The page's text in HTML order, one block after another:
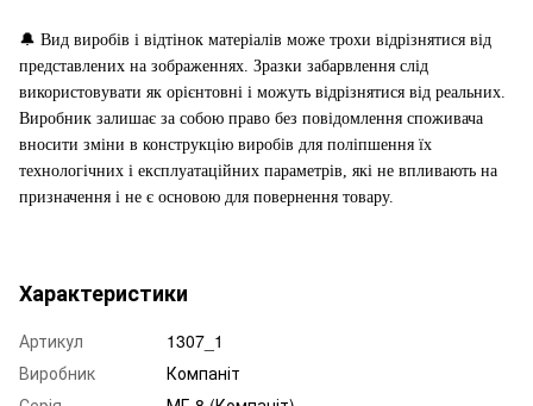
🔔 Вид виробів і відтінок матеріалів може трохи відрізнятися від
представлених на зображеннях. Зразки забарвлення слід
використовувати як орієнтовні і можуть відрізнятися від реальних.
Виробник залишає за собою право без повідомлення споживача
вносити зміни в конструкцію виробів для поліпшення їх
технологічних і експлуатаційних параметрів, які не впливають на
призначення і не є основою для повернення товару.
Характеристики
Артикул
1307_1
Виробник
Компаніт